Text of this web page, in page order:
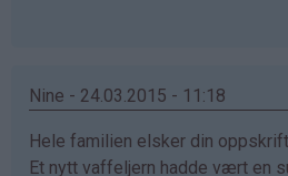
Nine - 24.03.2015 - 11:18
Hele familien elsker din
Et nytt vaffeljern hadde vært en